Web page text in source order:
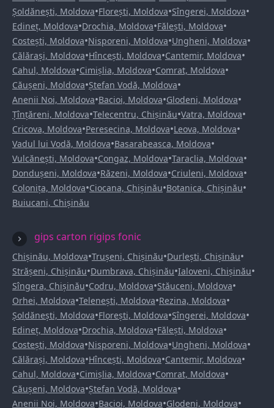
Șoldănești, Moldova•Florești, Moldova•Sîngerei, Moldova•
Edineț, Moldova•Drochia, Moldova•Fălești, Moldova•
Costești, Moldova•Nisporeni, Moldova•Ungheni, Moldova•
Călărași, Moldova•Hîncești, Moldova•Cantemir, Moldova•
Cahul, Moldova•Cimișlia, Moldova•Comrat, Moldova•
Căușeni, Moldova•Ștefan Vodă, Moldova•
Anenii Noi, Moldova•Bacioi, Moldova•Glodeni, Moldova•
Țînțăreni, Moldova•Telecentru, Chișinău•Vatra, Moldova•
Cricova, Moldova•Peresecina, Moldova•Leova, Moldova•
Vadul lui Vodă, Moldova•Basarabeasca, Moldova•
Vulcănești, Moldova•Congaz, Moldova•Taraclia, Moldova•
Dondușeni, Moldova•Răzeni, Moldova•Criuleni, Moldova•
Colonița, Moldova•Ciocana, Chișinău•Botanica, Chișinău•
Buiucani, Chișinău
gips carton rigips fonic
Chișinău, Moldova•Trușeni, Chișinău•Durlești, Chișinău•
Strășeni, Chișinău•Dumbrava, Chișinău•Ialoveni, Chișinău•
Sîngera, Chișinău•Codru, Moldova•Stăuceni, Moldova•
Orhei, Moldova•Telenești, Moldova•Rezina, Moldova•
Șoldănești, Moldova•Florești, Moldova•Sîngerei, Moldova•
Edineț, Moldova•Drochia, Moldova•Fălești, Moldova•
Costești, Moldova•Nisporeni, Moldova•Ungheni, Moldova•
Călărași, Moldova•Hîncești, Moldova•Cantemir, Moldova•
Cahul, Moldova•Cimișlia, Moldova•Comrat, Moldova•
Căușeni, Moldova•Ștefan Vodă, Moldova•
Anenii Noi, Moldova•Bacioi, Moldova•Glodeni, Moldova•